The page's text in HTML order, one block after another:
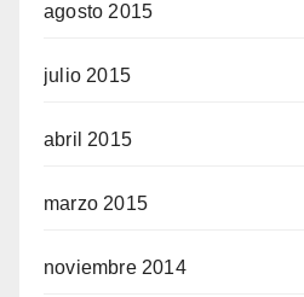
agosto 2015
julio 2015
abril 2015
marzo 2015
noviembre 2014